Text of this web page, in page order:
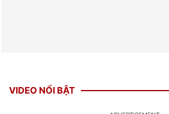
VIDEO NỔI BẬT